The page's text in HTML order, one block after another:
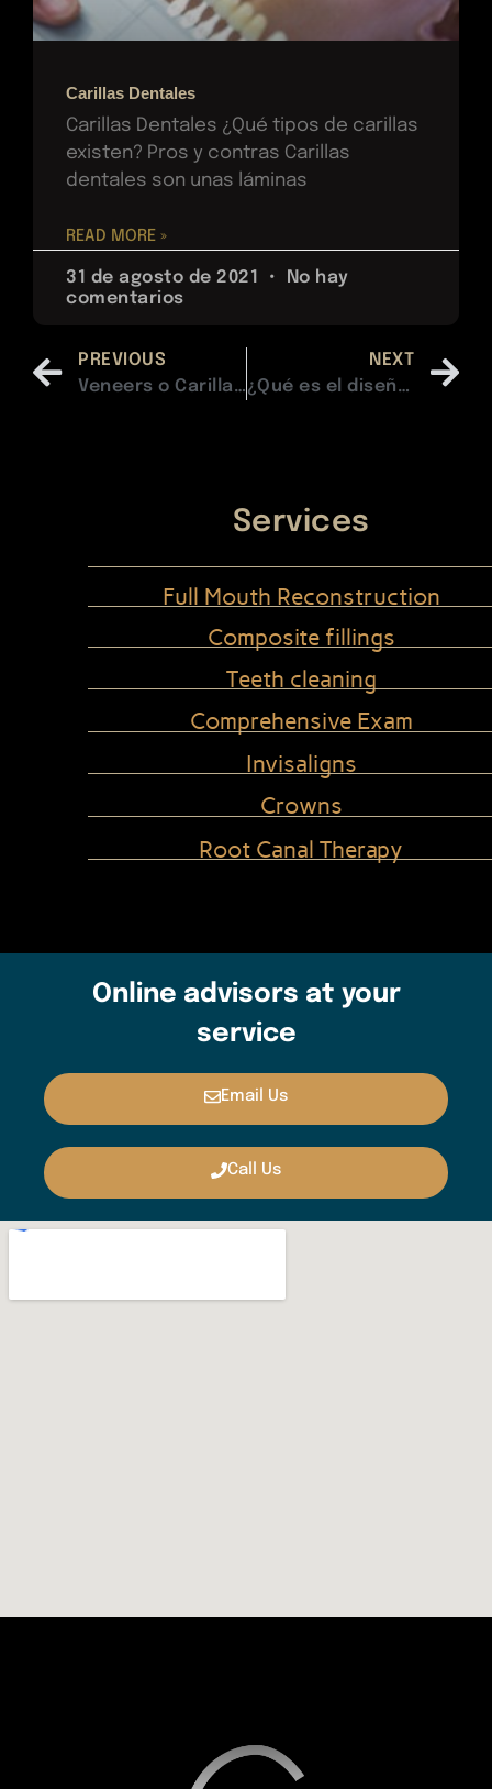
Carillas Dentales
Carillas Dentales ¿Qué tipos de carillas
existen? Pros y contras Carillas
dentales son unas láminas
READ MORE »
31 de agosto de 2021
No hay
comentarios
PREVIOUS
Veneers o Carillas dentales. ¿Que son?
NEXT
¿Qué es el diseño de sonrisa?
Services
Full Mouth Reconstruction
Composite fillings
Teeth cleaning
Comprehensive Exam
Invisaligns
Crowns
Root Canal Therapy
Online advisors at your
service
Email Us
Call Us